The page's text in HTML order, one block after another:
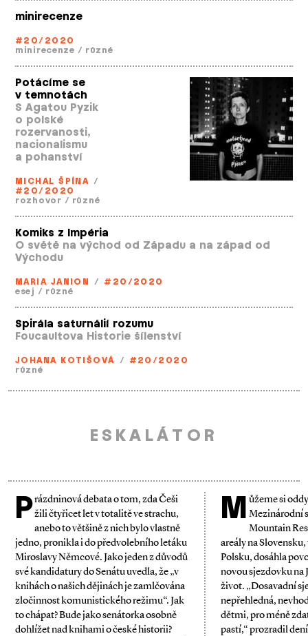
minirecenze
#20/2020
minirecenze / různé
Potácíme se
v temnotách
S Agatou Pyzik
o polské
rozervanosti,
nacionalismu
a pohanství
MICHAL ŠPÍNA /
#20/2020
rozhovor / různé
Komiks z Impéria
O světě na východ od Západu a na západ od
Východu
MARIA JANION / #20/2020
esej / různé
Spirála saturnálií rozumu
Foucaultova Historie šílenství
JOHANA KOTIŠOVÁ / #20/2020
různé
ESKALÁTOR
P
rázdninová debata o tom, zda Češi
žili čtyřicet let v totalitě ve strachu,
anebo to většině z nich bylo vlastně
jedno, pronikla i do předvolebního letáku
Miroslavy ­Němcové. Jako jeden z důvodů
své kandidatury do Senátu uvedla, že „v
knihách o našich dějinách je zamlčována
zločinnost komunistického režimu“. Jak
to chápat? Bude jako senátorka osobně
dohlížet nad knihami o české historii?
M
ůžeme si
Mezinárodní
Mountain
areály na
Polsku, dosáhla
novou sjezdovku na
život. „Dosavadní
nepřehledná,
dětmi, pro méně
pastí,“ prozradil